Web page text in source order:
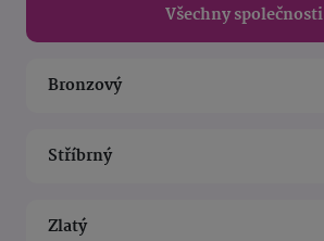
Všechny společnosti
Bronzový
Stříbrný
Zlatý